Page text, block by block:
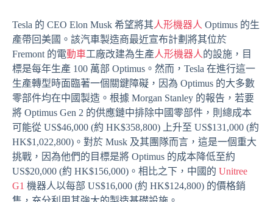
Tesla 的 CEO Elon Musk 希望將其人形機器人 Optimus 的生
產帶回美國。該汽車製造商最近宣布計劃將其位於
Fremont 的電動車工廠改建為生產人形機器人的設施，目
標是每年生產 100 萬部 Optimus。然而，Tesla 在進行這一
生產轉型時面臨著一個關鍵障礙，因為 Optimus 的大多數
零部件均在中國製造。根據 Morgan Stanley 的報告，若要
將 Optimus Gen 2 的供應鏈中排除中國零部件，則總成本
可能從 US$46,000 (約 HK$358,800) 上升至 US$131,000 (約
HK$1,022,800)。對於 Musk 及其團隊而言，這是一個重大
挑戰，因為他們的目標是將 Optimus 的成本降低至約
US$20,000 (約 HK$156,000)。相比之下，中國的 Unitree
G1 機器人以每部 US$16,000 (約 HK$124,800) 的價格銷